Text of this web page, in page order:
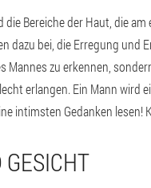
die Bereiche der Haut, die
dazu bei, die Erregung und
Mannes zu erkennen,
erlangen. Ein Mann wird
intimsten Gedanken
GESICHT